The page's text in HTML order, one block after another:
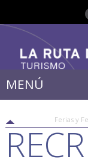
MENÚ
Ferias y